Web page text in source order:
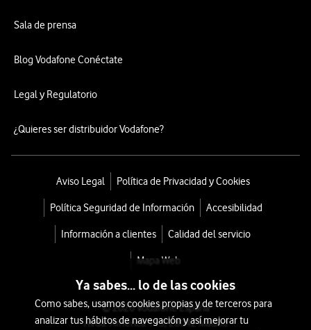
Sala de prensa
Blog Vodafone Conéctate
Legal y Regulatorio
¿Quieres ser distribuidor Vodafone?
Aviso Legal Política de Privacidad y Cookies
Política Seguridad de Información Accesibilidad
Información a clientes Calidad del servicio
Mapa Web
© 2026 Vodafone España
Avda. América 115, 28042 Madrid
Ya sabes... lo de las cookies
Como sabes, usamos cookies propias y de terceros para
analizar tus hábitos de navegación y así mejorar tu